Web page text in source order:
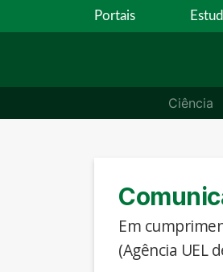
Portais
Ciência
Em
(Agência UEL